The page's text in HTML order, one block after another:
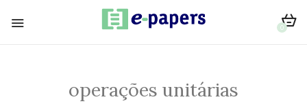
0
operações unitárias